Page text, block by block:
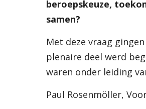
beroepskeuze,
samen?
Met deze vraag
plenaire deel werd
waren onder leiding
Paul Rosenmöller,